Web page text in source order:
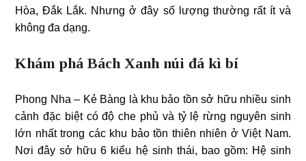
Hòa, Đắk Lắk. Nhưng ở đây số lượng thường rất ít và
không đa dạng.
Khám phá Bách Xanh núi đá kì bí
Phong Nha – Kẻ Bàng là khu bảo tồn sở hữu nhiều sinh
cảnh đặc biệt có độ che phủ và tỷ lệ rừng nguyên sinh
lớn nhất trong các khu bảo tồn thiên nhiên ở Việt Nam.
Nơi đây sở hữu 6 kiểu hệ sinh thái, bao gồm: Hệ sinh